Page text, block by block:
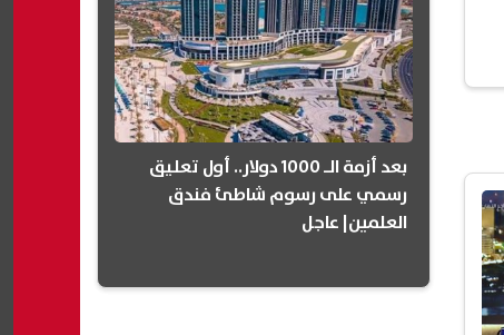
بعد أزمة الـ 1000 دولار.. أول تعليق
رسمي على رسوم شاطئ فندق
العلمين| عاجل